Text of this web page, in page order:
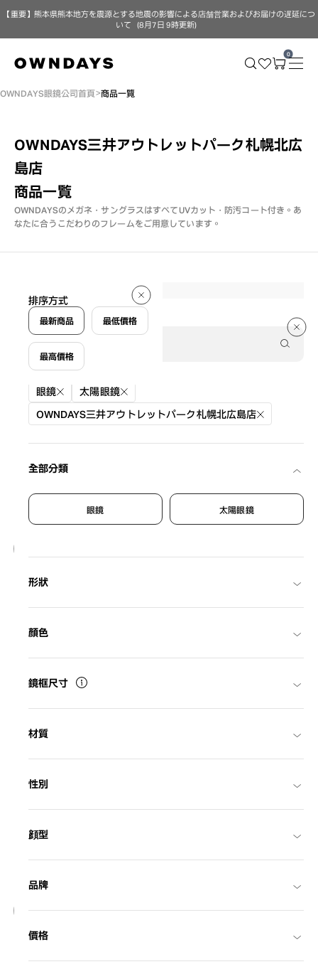
【重要】熊本県熊本地方を震源とする地震の影響による店舗営業およびお届けの遅延につ
いて（8月7日 9時更新）
0
OWNDAYS眼鏡公司首頁 商品一覽
OWNDAYS三井アウトレットパーク札幌北広
島店
商品一覧
OWNDAYSのメガネ・サングラスはすべてUVカット・防汚コート付き。 あ
なたに合うこだわりのフレームをご用意しています。
190 件
篩選條件
眼鏡 太陽眼鏡
OWNDAYS三井アウトレットパーク札幌北広島店
全部分類
眼鏡 太陽眼鏡
形狀
顏色
鏡框尺寸
材質
性別
顔型
品牌
價格
排序方式
最新商品 最低價格
最高價格
OB2019G-5A
BACK in BLACK
¥13,800 含稅